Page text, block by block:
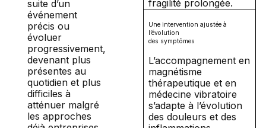
suite d’un
événement
précis ou
évoluer
progressivement,
devenant plus
présentes au
quotidien et plus
difficiles à
atténuer malgré
les approches
fragilité prolongée.
Une intervention ajustée à
l’évolution
des symptômes
L’accompagnement en
magnétisme
thérapeutique et en
médecine vibratoire
s’adapte à l’évolution
des douleurs et des